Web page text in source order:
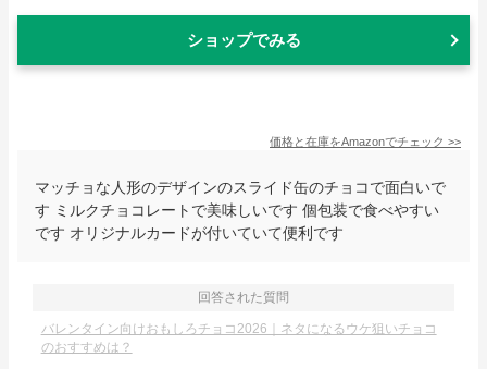
ショップでみる
価格と在庫をAmazonでチェック >>
マッチョな人形のデザインのスライド缶のチョコで面白いで
す ミルクチョコレートで美味しいです 個包装で食べやすい
です オリジナルカードが付いていて便利です
回答された質問
バレンタイン向けおもしろチョコ2026｜ネタになるウケ狙いチョコ
のおすすめは？